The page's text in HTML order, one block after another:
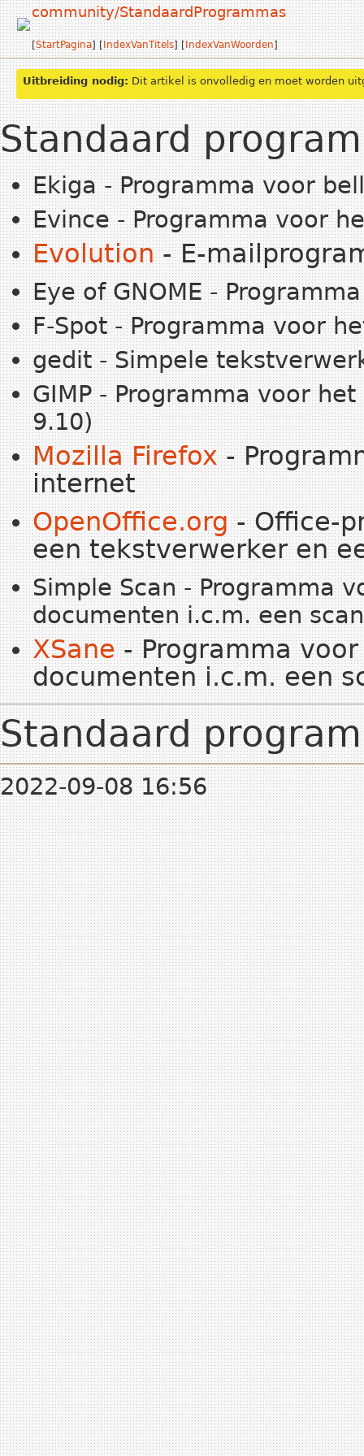
community/StandaardProgrammas
[StartPagina] [ IndexVanTitels] [IndexVanWoorden]
Uitbreiding nodig: Dit artikel is onvolledig en moet worden
Standaard
Ekiga - Programma voor
Evince - Programma voor
Evolution- E-
Eye of GNOME -
F-Spot - Programma voor
gedit - Simpele
GIMP - Programma voor
9.10)
Mozilla Firefox-
internet
OpenOffice.org- Office-
een tekstverwerker en
Simple Scan - Programma
documenten i.c.m. een
XSane- Programma
documenten i.c.m. een
Standaard
2022-09-08 16:56